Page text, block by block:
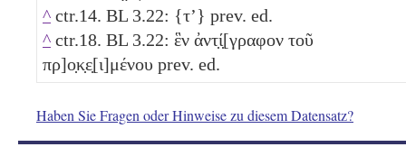
^ ctr.14. BL 3.22: {τʼ} prev. ed.
^ ctr.18. BL 3.22: ἓν ἀντ̣ί̣[γραφον τοῦ
πρ]ο̣κ̣ε̣[ι]μένου prev. ed.
Haben Sie Fragen oder Hinweise zu diesem Datensatz?